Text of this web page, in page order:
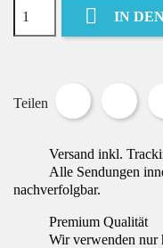
 IN
Teilen
Versand inkl.
Alle Sendungen
nachverfolgbar.
Premium Qualität
Wir verwenden nur